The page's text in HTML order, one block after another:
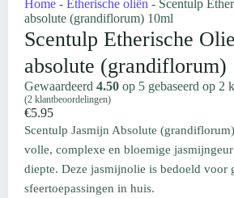
Home - Etherische oliën - Scentulp
absolute (grandiflorum) 10ml
Scentulp Etherische
absolute (grandiflorum)
Gewaardeerd 4.50 op 5 gebaseerd op 2
(2 klantbeoordelingen)
€5.95
Scentulp Jasmijn Absolute
volle, complexe en bloemige
diepte. Deze jasmijnolie is bedoeld voor
sfeertoepassingen in huis.